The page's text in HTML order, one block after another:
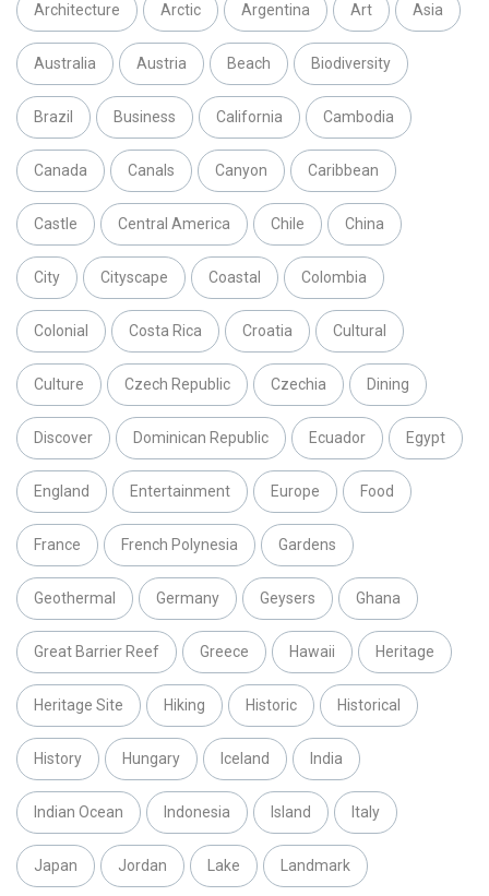
Architecture Arctic Argentina Art Asia
Australia Austria Beach Biodiversity
Brazil Business California Cambodia
Canada Canals Canyon Caribbean
Castle Central America Chile China
City Cityscape Coastal Colombia
Colonial Costa Rica Croatia Cultural
Culture Czech Republic Czechia Dining
Discover Dominican Republic Ecuador Egypt
England Entertainment Europe Food
France French Polynesia Gardens
Geothermal Germany Geysers Ghana
Great Barrier Reef Greece Hawaii Heritage
Heritage Site Hiking Historic Historical
History Hungary Iceland India
Indian Ocean Indonesia Island Italy
Japan Jordan Lake Landmark